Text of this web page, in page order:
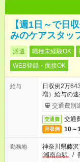
【週1日～で日
みのケアスタッ
派遣 職種未経験OK
WEB登録・面接OK
給与
日収例2万
増）給与の速
交通費別
交通費 交通
月収例 10～
勤務地
神奈川県藤
湘南台駅
/